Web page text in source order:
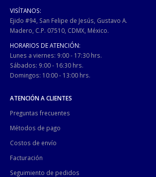
VISÍTANOS:
Ejido #94, San Felipe de Jesús, Gustavo A.
Madero, C.P. 07510, CDMX, México.
HORARIOS DE ATENCIÓN:
Lunes a viernes: 9:00 - 17:30 hrs.
Sábados: 9:00 - 16:30 hrs.
Domingos: 10:00 - 13:00 hrs.
ATENCIÓN A CLIENTES
Preguntas frecuentes
Métodos de pago
Costos de envío
Facturación
Seguimiento de pedidos